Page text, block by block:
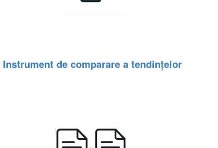
Instrument de comparare a tendințelor